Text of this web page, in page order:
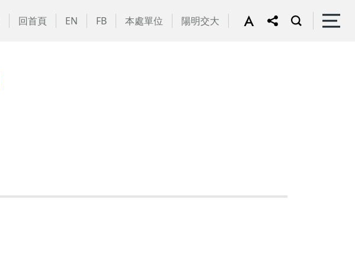
回首頁 EN FB 本處單位 陽明交大